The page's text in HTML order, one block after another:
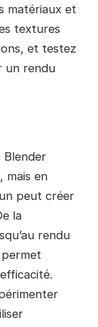
matériaux et
textures
et testez
un rendu
mais en
peut créer
la
rendu